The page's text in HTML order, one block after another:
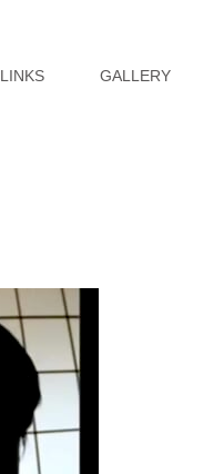
LINKS GALLERY